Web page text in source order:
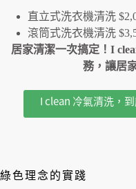
直立式洗衣機清洗
滾筒式洗衣機清洗
居家清潔一次搞定！I
務，讓居
I clean 冷氣清洗，
綠色理念的實踐